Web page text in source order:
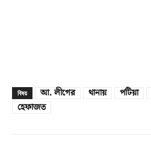
বিষয় আ. লীগের থানায় পটিয়া
হেফাজত